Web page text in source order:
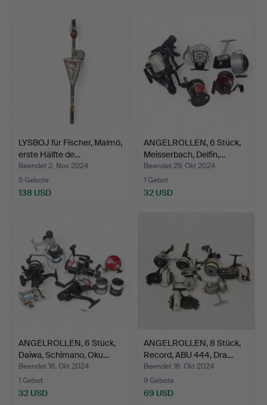
LYSBOJ für Fischer, Malmö,
erste Hälfte de…
Beendet 2. Nov 2024
5 Gebote
138 USD
ANGELROLLEN, 6 Stück,
Meisserbach, Delfin,…
Beendet 29. Okt 2024
1 Gebot
32 USD
ANGELROLLEN, 6 Stück,
Daiwa, Schimano, Oku…
Beendet 16. Okt 2024
1 Gebot
32 USD
ANGELROLLEN, 8 Stück,
Record, ABU 444, Dra…
Beendet 16. Okt 2024
9 Gebote
69 USD